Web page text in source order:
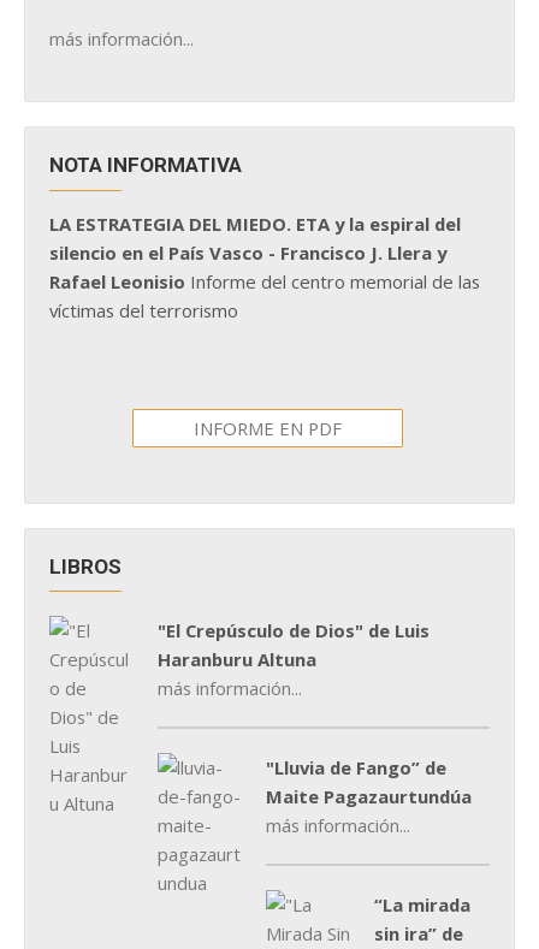
más información...
NOTA INFORMATIVA
LA ESTRATEGIA DEL MIEDO. ETA y la espiral del
silencio en el País Vasco - Francisco J. Llera y
Rafael Leonisio Informe del centro memorial de las
víctimas del terrorismo
INFORME EN PDF
LIBROS
"El Crepúsculo de Dios" de Luis
Haranburu Altuna
más información...
"Lluvia de Fango” de
Maite Pagazaurtundúa
más información...
“La mirada
sin ira” de